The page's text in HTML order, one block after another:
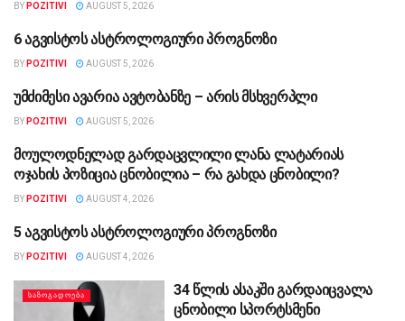
BY POZITIVI AUGUST 5, 2026
ᲡᲐᲖᲝᲒᲐᲓᲝᲔᲑᲐ
6 აგვისტოს ასტროლოგიური პროგნოზი
BY POZITIVI AUGUST 5, 2026
ᲡᲐᲖᲝᲒᲐᲓᲝᲔᲑᲐ
უმძიმესი ავარია ავტობანზე – არის მსხვერპლი
BY POZITIVI AUGUST 5, 2026
ᲡᲐᲖᲝᲒᲐᲓᲝᲔᲑᲐ
მოულოდნელად გარდაცვლილი ლანა ლატარიას
ოჯახის პოზიცია ცნობილია – რა გახდა ცნობილი?
BY POZITIVI AUGUST 4, 2026
ᲡᲐᲖᲝᲒᲐᲓᲝᲔᲑᲐ
5 აგვისტოს ასტროლოგიური პროგნოზი
BY POZITIVI AUGUST 4, 2026
ᲡᲐᲖᲝᲒᲐᲓᲝᲔᲑᲐ
34 წლის ასაკში გარდაიცვალა
ცნობილი სპორტსმენი